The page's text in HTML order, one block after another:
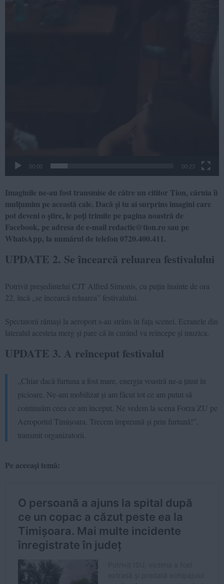
00:00 00:23
Imaginile ne-au fost transmise de către un cititor Tion, căruia îi
mulțumim pe această cale. Dacă și tu ai surprins imagini care
pot deveni o știre, le poți trimite pe pagina noastră de
Facebook, pe adresa de e-mail redactie@tion.ro sau pe
WhatsApp, la numărul de telefon 0720.400.411.
UPDATE 2. Se încearcă reluarea festivalului
Potrivit președintelui CJT Alfred Simonis, cu puțin înainte de ora
22, încă „se încearcă reluarea” festivalului.
Spectatorii rămași la aeroport s-au strâns în fața scenei. Ecranele din
lateralul acesteia merg și pare că în curând va reîncepe și muzica.
UPDATE 3. A reînceput festivalul
„Chiar dacă furtuna a fost mare, energia voastră ne-a ținut în
picioare. Ne-am mobilizat și am făcut tot ce am putut să
continuăm ceea ce am început. Ne vedem la scena Forza ZU pe
Aeroportul Timișoara. Trecem împreună și prin furtună!”,
transmit organizatorii.
Pe aceeași temă: